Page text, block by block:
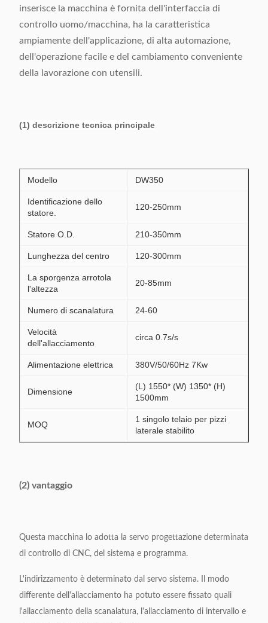
inserisce la macchina è fornita dell'interfaccia di
controllo uomo/macchina, ha la caratteristica
ampiamente dell'applicazione, di alta automazione,
dell'operazione facile e del cambiamento conveniente
della lavorazione con utensili.
(1) descrizione tecnica principale
Modello DW350
Identificazione dello
statore.
120-250mm
Statore O.D. 210-350mm
Lunghezza del centro 120-300mm
La sporgenza arrotola
l'altezza
20-85mm
Numero di scanalatura 24-60
Velocità
dell'allacciamento
circa 0.7s/s
Alimentazione elettrica 380V/50/60Hz 7Kw
Dimensione
(L) 1550* (W) 1350* (H)
1500mm
MOQ
1 singolo telaio per pizzi
laterale stabilito
(2) vantaggio
Questa macchina lo adotta la servo progettazione determinata
di controllo di CNC, del sistema e programma.
L'indirizzamento è determinato dal servo sistema. Il modo
differente dell'allacciamento ha potuto essere fissato quali
l'allacciamento della scanalatura, l'allacciamento di intervallo e